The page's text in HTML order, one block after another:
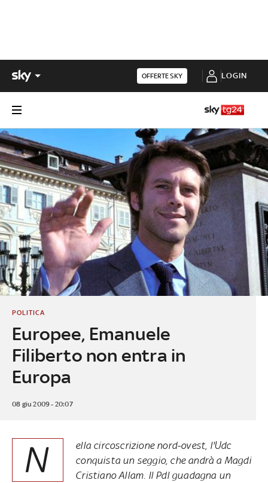
OFFERTE SKY LOGIN
Europee, Emanuele
Filiberto non entra in
Europa
POLITICA
08 giu 2009 - 20:07
N
ella circoscrizione nord-ovest, l'Udc
conquista un seggio, che andrà a Magdi
Cristiano Allam. Il Pdl guadagna un